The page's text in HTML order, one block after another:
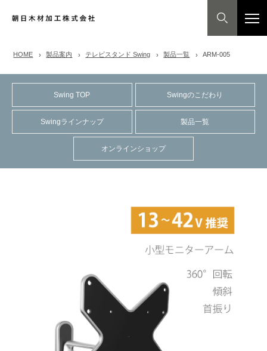
HOME 製品案内 テレビスタンド Swing 製品一覧 ARM-005
Swing TOP Swingのこだわり
Swingラインナップ 製品一覧
オンラインショップ